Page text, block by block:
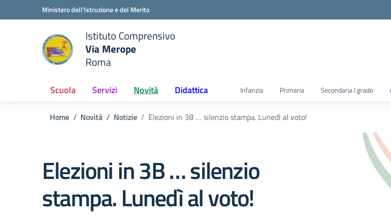
Vai ai contenuti
Vai al menu di navigazioneMinistero dell'Istruzione e del Merito
scuola
Istituto Comprensivo
Via Merope
Roma
Scuola Servizi Novità Didattica Infanzia Primaria Secondaria I grado
Home Novità Notizie Elezioni in 3B … silenzio stampa. Lunedì al voto!
Elezioni in 3B … silenzio
stampa. Lunedì al voto!